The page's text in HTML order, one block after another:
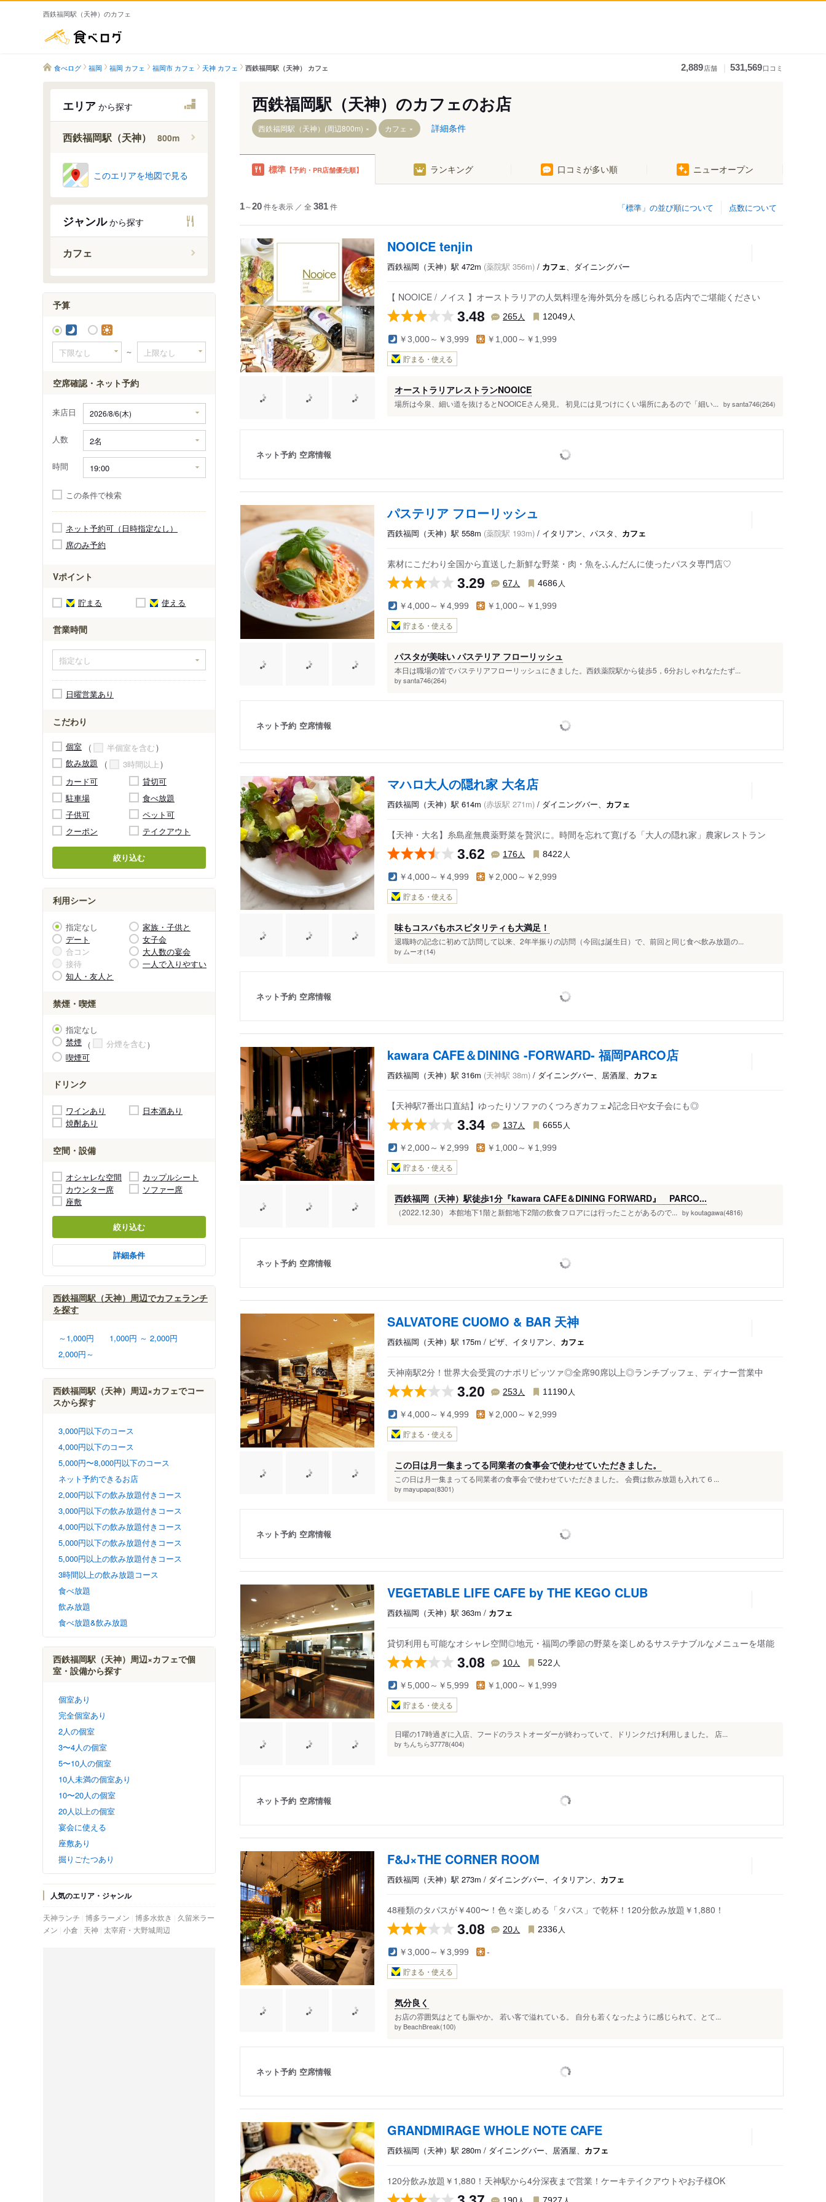
西鉄福岡駅（天神）のカフェ
食べログ 福岡 福岡 カフェ 福岡市 カフェ 天神 カフェ 西鉄福岡駅（天神） カフェ 2,889店舗 531,569口コミ
エリア から探す
西鉄福岡駅（天神） 800m
このエリアを地図で見る
ジャンルから探す
カフェ
予算
～
空席確認・ネット予約
来店日
人数
時間
この条件で検索
ネット予約可（日時指定なし）
席のみ予約
Vポイント
貯まる 使える
営業時間
日曜営業あり
こだわり
個室
半個室を含む
飲み放題
3時間以上
カード可
貸切可
駐車場
食べ放題
子供可
ペット可
クーポン
テイクアウト
絞り込む
利用シーン
指定なし
家族・子供と
デート
女子会
合コン
大人数の宴会
接待
一人で入りやすい
知人・友人と
禁煙・喫煙
指定なし
禁煙
分煙を含む
喫煙可
ドリンク
ワインあり
日本酒あり
焼酎あり
空間・設備
オシャレな空間
カップルシート
カウンター席
ソファー席
座敷
絞り込む
詳細条件
西鉄福岡駅（天神）周辺でカフェランチ
を探す
～1,000円
1,000円 ～ 2,000円
2,000円～
西鉄福岡駅（天神）周辺×カフェでコー
スから探す
3,000円以下のコース
4,000円以下のコース
5,000円〜8,000円以下のコース
ネット予約できるお店
2,000円以下の飲み放題付きコース
3,000円以下の飲み放題付きコース
4,000円以下の飲み放題付きコース
5,000円以下の飲み放題付きコース
5,000円以上の飲み放題付きコース
3時間以上の飲み放題コース
食べ放題
飲み放題
食べ放題&飲み放題
西鉄福岡駅（天神）周辺×カフェで個
室・設備から探す
個室あり
完全個室あり
2人の個室
3〜4人の個室
5〜10人の個室
10人未満の個室あり
10〜20人の個室
20人以上の個室
宴会に使える
座敷あり
掘りごたつあり
人気のエリア・ジャンル
天神ランチ 博多ラーメン 博多水炊き
久留米ラー
メン 小倉 天神 太宰府・大野城周辺
西鉄福岡駅（天神）のカフェのお店
西鉄福岡駅（天神）(周辺800m) カフェ 詳細条件
標準 【予約・PR店舗優先順】 ランキング 口コミが多い順 ニューオープン
点数について
「標準」の並び順について
1～20件を表示 ／ 全 381件
NOOICE tenjin
西鉄福岡（天神）駅 472m (薬院駅 356m) / カフェ、ダイニングバー
【 NOOICE / ノイス 】オーストラリアの人気料理を海外気分を感じられる店内でご堪能ください
3.48 265人 12049 人
￥3,000～￥3,999 ￥1,000～￥1,999
貯まる・使える
オーストラリアレストランNOOICE
場所は今泉、細い道を抜けるとNOOICEさん発見。 初見には見つけにくい場所にあるので「細い... by santa746(264)
ネット予約 空席情報
パステリア フローリッシュ
西鉄福岡（天神）駅 558m (薬院駅 193m) / イタリアン、パスタ、 カフェ
素材にこだわり全国から直送した新鮮な野菜・肉・魚をふんだんに使ったパスタ専門店♡
3.29 67 人 4686 人
￥4,000～￥4,999 ￥1,000～￥1,999
貯まる・使える
パスタが美味い パステリア フローリッシュ
本日は職場の皆でパステリアフローリッシュにきました。西鉄薬院駅から徒歩5，6分おしゃれなたたず...
by santa746(264)
ネット予約 空席情報
マハロ大人の隠れ家 大名店
西鉄福岡（天神）駅 614m (赤坂駅 271m) / ダイニングバー、 カフェ
【天神・大名】糸島産無農薬野菜を贅沢に。時間を忘れて寛げる「大人の隠れ家」農家レストラン
3.62 176人 8422 人
￥4,000～￥4,999 ￥2,000～￥2,999
貯まる・使える
味もコスパもホスピタリティも大満足！
退職時の記念に初めて訪問して以来、2年半振りの訪問（今回は誕生日）で、前回と同じ食べ飲み放題の...
by ムーオ(14)
ネット予約 空席情報
kawara CAFE＆DINING -FORWARD- 福岡PARCO店
西鉄福岡（天神）駅 316m (天神駅 38m) / ダイニングバー、居酒屋、 カフェ
【天神駅7番出口直結】ゆったりソファのくつろぎカフェ♪記念日や女子会にも◎
3.34 137 人 6655 人
￥2,000～￥2,999 ￥1,000～￥1,999
貯まる・使える
西鉄福岡（天神）駅徒歩1分『kawara CAFE＆DINING FORWARD』 PARCO...
（2022.12.30） 本館地下1階と新館地下2階の飲食フロアには行ったことがあるので... by koutagawa(4816)
ネット予約 空席情報
SALVATORE CUOMO & BAR 天神
西鉄福岡（天神）駅 175m / ピザ、イタリアン、 カフェ
天神南駅2分！世界大会受賞のナポリピッツァ◎全席90席以上◎ランチブッフェ、ディナー営業中
3.20 253 人 11190 人
￥4,000～￥4,999 ￥2,000～￥2,999
貯まる・使える
この日は月一集まってる同業者の食事会で使わせていただきました。
この日は月一集まってる同業者の食事会で使わせていただきました。 会費は飲み放題も入れて６...
by mayupapa(8301)
ネット予約 空席情報
VEGETABLE LIFE CAFE by THE KEGO CLUB
西鉄福岡（天神）駅 363m / カフェ
貸切利用も可能なオシャレ空間◎地元・福岡の季節の野菜を楽しめるサステナブルなメニューを堪能
3.08 10人 522 人
￥5,000～￥5,999 ￥1,000～￥1,999
貯まる・使える
日曜の17時過ぎに入店、フードのラストオーダーが終わっていて、ドリンクだけ利用しました。 店...
by ちんちら37778(404)
ネット予約 空席情報
F&J×THE CORNER ROOM
西鉄福岡（天神）駅 273m / ダイニングバー、イタリアン、 カフェ
48種類のタパスが￥400〜！色々楽しめる「タパス」で乾杯！120分飲み放題￥1,880！
3.08 20人 2336 人
￥3,000～￥3,999 -
貯まる・使える
気分良く
お店の雰囲気はとても賑やか。 若い客で溢れている。 自分も若くなったように感じられて、とて...
by BeachBreak(100)
ネット予約 空席情報
GRANDMIRAGE WHOLE NOTE CAFE
西鉄福岡（天神）駅 280m / ダイニングバー、居酒屋、 カフェ
120分飲み放題￥1,880！天神駅から4分深夜まで営業！ケーキテイクアウトやお子様OK
190 人